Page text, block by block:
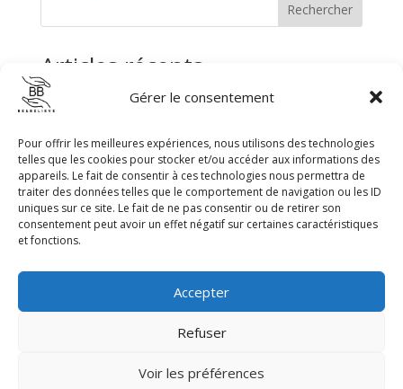
Gérer le consentement
Pour offrir les meilleures expériences, nous utilisons des technologies
telles que les cookies pour stocker et/ou accéder aux informations des
appareils. Le fait de consentir à ces technologies nous permettra de
traiter des données telles que le comportement de navigation ou les ID
uniques sur ce site. Le fait de ne pas consentir ou de retirer son
consentement peut avoir un effet négatif sur certaines caractéristiques
et fonctions.
Accepter
Refuser
Voir les préférences
Rechercher
Articles récents
La HAS – Certification de la prévention des Violences
sexuelles et sexistes
Assemblée Générale
Livre 100 questions réponses sur les violences
sexuelles et sexistes
L’amygdale et la sidération
Et si on prenait exemple sur Londres ?
Commentaires récents
Aucun commentaire à afficher.